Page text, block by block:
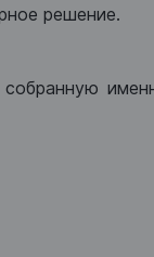
решение.